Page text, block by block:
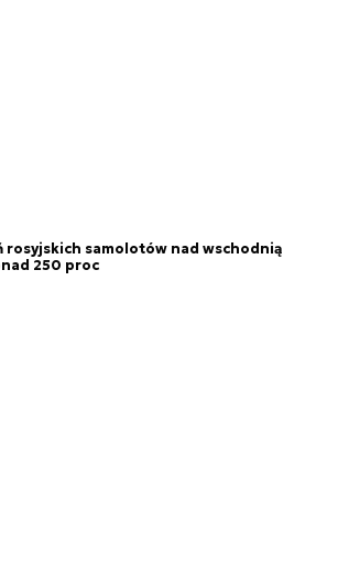
rosyjskich samolotów nad wschodnią
250 proc